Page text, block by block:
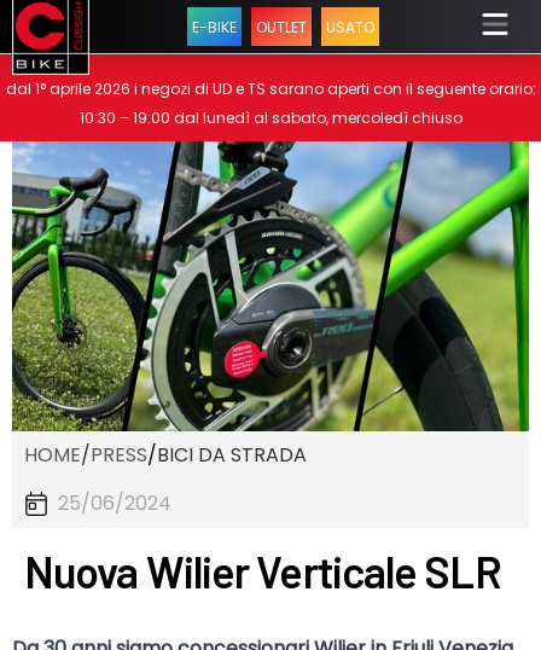
E-BIKE OUTLET USATO
dal 1° aprile 2026 i negozi di UD e TS sarano aperti con il seguente orario:
10:30 – 19:00 dal lunedì al sabato, mercoledì chiuso
HOME/PRESS/BICI DA STRADA
25/06/2024
Nuova Wilier Verticale SLR